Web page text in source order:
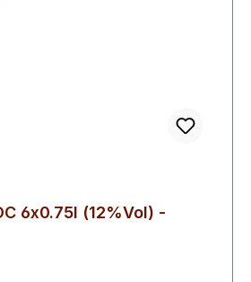
6x0.75l (12%Vol) -